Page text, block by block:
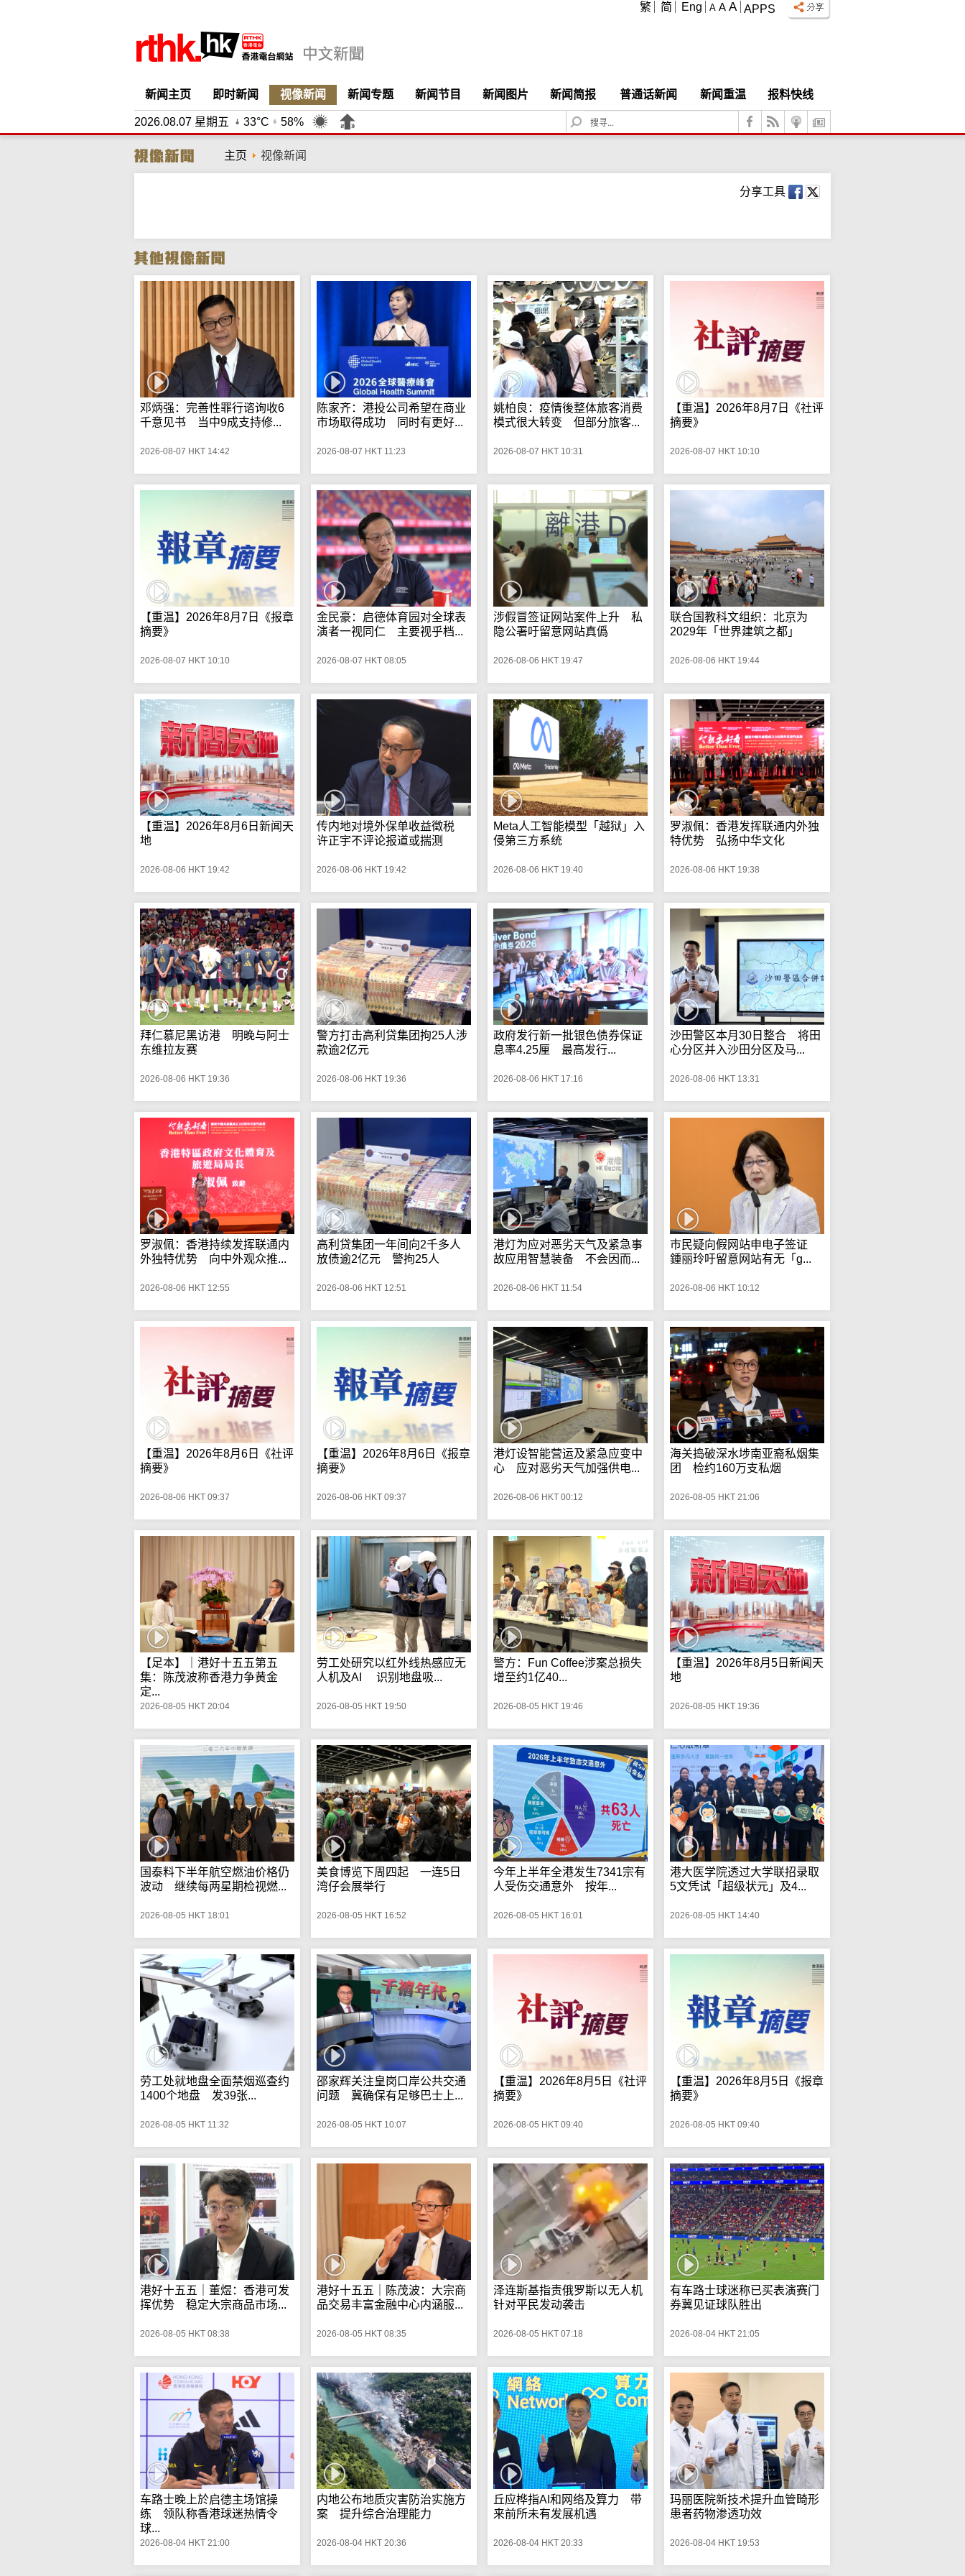
APPS
A A A
繁 简 Eng
新闻主页 即时新闻 视像新闻 新闻专题 新闻节目 新闻图片 新闻简报 普通话新闻 新闻重温 报料快线
2026.08.07 星期五 33°C 58%
S
e
c
主页 视像新闻
分享工具
邓炳强：完善性罪行谘询收6
千意见书 当中9成支持修...
2026-08-07 HKT 14:42
陈家齐：港投公司希望在商业
市场取得成功 同时有更好...
2026-08-07 HKT 11:23
姚柏良：疫情後整体旅客消费
模式很大转变 但部分旅客...
2026-08-07 HKT 10:31
【重温】2026年8月7日《社评
摘要》
2026-08-07 HKT 10:10
【重温】2026年8月7日《报章
摘要》
2026-08-07 HKT 10:10
金民豪：启德体育园对全球表
演者一视同仁 主要视乎档...
2026-08-07 HKT 08:05
涉假冒签证网站案件上升 私
隐公署吁留意网站真僞
2026-08-06 HKT 19:47
联合国教科文组织：北京为
2029年「世界建筑之都」
2026-08-06 HKT 19:44
【重温】2026年8月6日新闻天
地
2026-08-06 HKT 19:42
传内地对境外保单收益徵税
许正宇不评论报道或揣测
2026-08-06 HKT 19:42
Meta人工智能模型「越狱」入
侵第三方系统
2026-08-06 HKT 19:40
罗淑佩：香港发挥联通内外独
特优势 弘扬中华文化
2026-08-06 HKT 19:38
拜仁慕尼黑访港 明晚与阿士
东维拉友赛
2026-08-06 HKT 19:36
警方打击高利贷集团拘25人涉
款逾2亿元
2026-08-06 HKT 19:36
政府发行新一批银色债券保证
息率4.25厘 最高发行...
2026-08-06 HKT 17:16
沙田警区本月30日整合 将田
心分区并入沙田分区及马...
2026-08-06 HKT 13:31
罗淑佩：香港持续发挥联通内
外独特优势 向中外观众推...
2026-08-06 HKT 12:55
高利贷集团一年间向2千多人
放债逾2亿元 警拘25人
2026-08-06 HKT 12:51
港灯为应对恶劣天气及紧急事
故应用智慧装备 不会因而...
2026-08-06 HKT 11:54
巿民疑向假网站申电子签证
鍾丽玲吁留意网站有无「g...
2026-08-06 HKT 10:12
【重温】2026年8月6日《社评
摘要》
2026-08-06 HKT 09:37
【重温】2026年8月6日《报章
摘要》
2026-08-06 HKT 09:37
港灯设智能营运及紧急应变中
心 应对恶劣天气加强供电...
2026-08-06 HKT 00:12
海关捣破深水埗南亚裔私烟集
团 检约160万支私烟
2026-08-05 HKT 21:06
【足本】｜港好十五五第五
集：陈茂波称香港力争黄金
定...
2026-08-05 HKT 20:04
劳工处研究以红外线热感应无
人机及AI 识别地盘吸...
2026-08-05 HKT 19:50
警方：Fun Coffee涉案总损失
增至约1亿40...
2026-08-05 HKT 19:46
【重温】2026年8月5日新闻天
地
2026-08-05 HKT 19:36
国泰料下半年航空燃油价格仍
波动 继续每两星期检视燃...
2026-08-05 HKT 18:01
美食博览下周四起 一连5日
湾仔会展举行
2026-08-05 HKT 16:52
今年上半年全港发生7341宗有
人受伤交通意外 按年...
2026-08-05 HKT 16:01
港大医学院透过大学联招录取
5文凭试「超级状元」及4...
2026-08-05 HKT 14:40
劳工处就地盘全面禁烟巡查约
1400个地盘 发39张...
2026-08-05 HKT 11:32
邵家辉关注皇岗口岸公共交通
问题 冀确保有足够巴士上...
2026-08-05 HKT 10:07
【重温】2026年8月5日《社评
摘要》
2026-08-05 HKT 09:40
【重温】2026年8月5日《报章
摘要》
2026-08-05 HKT 09:40
港好十五五｜董煜：香港可发
挥优势 稳定大宗商品市场...
2026-08-05 HKT 08:38
港好十五五｜陈茂波：大宗商
品交易丰富金融中心内涵服...
2026-08-05 HKT 08:35
泽连斯基指责俄罗斯以无人机
针对平民发动袭击
2026-08-05 HKT 07:18
有车路士球迷称已买表演赛门
券冀见证球队胜出
2026-08-04 HKT 21:05
车路士晚上於启德主场馆操
练 领队称香港球迷热情令
球...
2026-08-04 HKT 21:00
内地公布地质灾害防治实施方
案 提升综合治理能力
2026-08-04 HKT 20:36
丘应桦指AI和网络及算力 带
来前所未有发展机遇
2026-08-04 HKT 20:33
玛丽医院新技术提升血管畸形
患者药物渗透功效
2026-08-04 HKT 19:53